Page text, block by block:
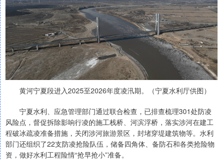
黄河宁夏段进入2025至2026年度凌汛期。（宁夏水利厅供图）
宁夏水利、应急管理部门通过联合检查，已排查梳理301处防凌
风险点，督促拆除影响行凌的施工栈桥、河滨浮桥，落实涉河在建工
程破冰疏凌准备措施，关闭涉河旅游景区，封堵穿堤建筑物等。水利
部门还组织了22支防凌抢险队伍，储备四角体、备防石和各类抢险物
资，做好水利工程险情“抢早抢小”准备。